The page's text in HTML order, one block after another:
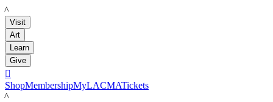
LACMA
Visit
Art
Learn
Give

ShopMembershipMyLACMATickets
LACMA